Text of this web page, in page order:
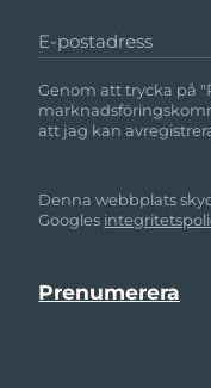
E-postadress
Genom att trycka på
att jag kan
Denna webbplats
Googles